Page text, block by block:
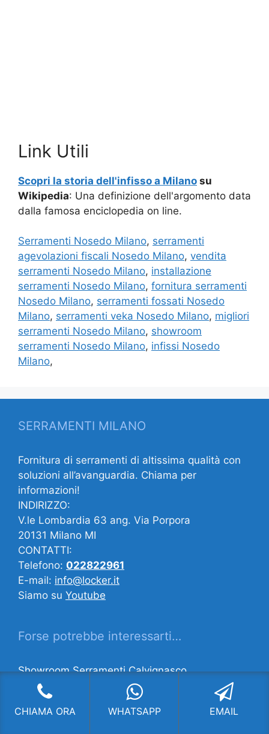
Link Utili
Scopri la storia dell'infisso a Milano su
Wikipedia: Una definizione dell'argomento data
dalla famosa enciclopedia on line.
Serramenti Nosedo Milano, serramenti
agevolazioni fiscali Nosedo Milano, vendita
serramenti Nosedo Milano, installazione
serramenti Nosedo Milano, fornitura serramenti
Nosedo Milano, serramenti fossati Nosedo
Milano, serramenti veka Nosedo Milano, migliori
serramenti Nosedo Milano, showroom
serramenti Nosedo Milano, infissi Nosedo
Milano,
SERRAMENTI MILANO
Fornitura di serramenti di altissima qualità con
soluzioni all’avanguardia. Chiama per
informazioni!
INDIRIZZO:
V.le Lombardia 63 ang. Via Porpora
20131 Milano MI
CONTATTI:
Telefono: 022822961
E-mail: info@locker.it
Siamo su Youtube
Forse potrebbe interessarti…
Showroom Serramenti Calvignasco
Fornitura Serramenti Bovisa Milano
Migliori Serramenti Villaggio dei Giornalisti
CHIAMA ORA WHATSAPP EMAIL